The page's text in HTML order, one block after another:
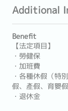
Additional
Benefit
【法定項目】
・勞健保
・加班費
・各種休假（特
假、產假、育嬰假
・退休金